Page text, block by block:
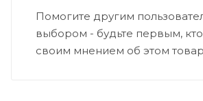
Помогите другим
выбором - будьте первым,
своим мнением об этом